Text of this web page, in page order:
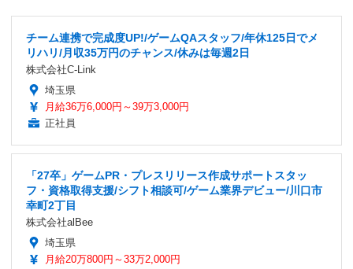
チーム連携で完成度UP!/ゲームQAスタッフ/年休125日でメ
リハリ/月収35万円のチャンス/休みは毎週2日
株式会社C-Link
埼玉県
月給36万6,000円～39万3,000円
正社員
「27卒」ゲームPR・プレスリリース作成サポートスタッ
フ・資格取得支援/シフト相談可/ゲーム業界デビュー/川口市
幸町2丁目
株式会社alBee
埼玉県
月給20万800円～33万2,000円